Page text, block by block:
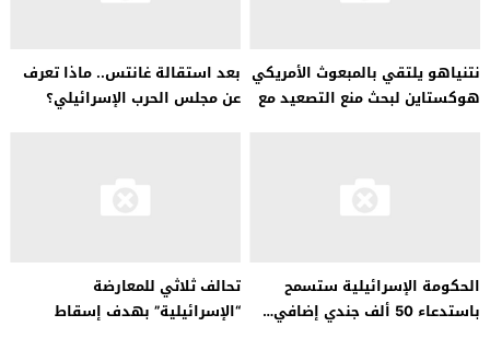
نتنياهو يلتقي بالمبعوث الأمريكي
هوكستاين لبحث منع التصعيد مع
بعد استقالة غانتس.. ماذا تعرف
عن مجلس الحرب الإسرائيلي؟
الحكومة الإسرائيلية ستسمح
باستدعاء 50 ألف جندي إضافي…
تحالف ثلاثي للمعارضة
“الإسرائيلية” بهدف إسقاط